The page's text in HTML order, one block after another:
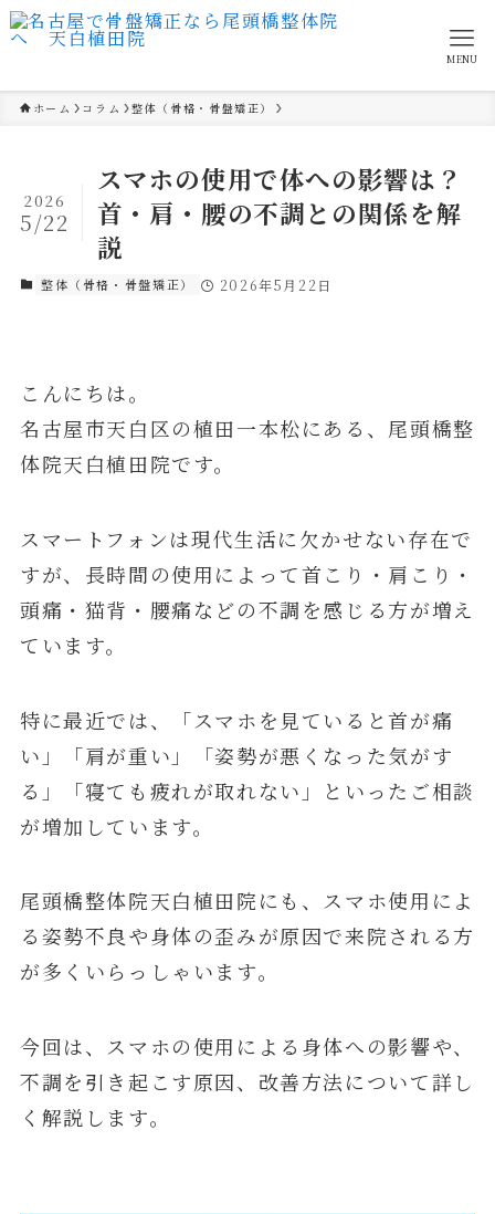
MENU
ホーム コラム 整体（骨格・骨盤矯正）
スマホの使用で体への影響は？
首・肩・腰の不調との関係を解
説
2026
5/22
整体（骨格・骨盤矯正） 2026年5月22日
こんにちは。
名古屋市天白区の植田一本松にある、尾頭橋整
体院天白植田院です。
スマートフォンは現代生活に欠かせない存在で
すが、長時間の使用によって首こり・肩こり・
頭痛・猫背・腰痛などの不調を感じる方が増え
ています。
特に最近では、「スマホを見ていると首が痛
い」「肩が重い」「姿勢が悪くなった気がす
る」「寝ても疲れが取れない」といったご相談
が増加しています。
尾頭橋整体院天白植田院にも、スマホ使用によ
る姿勢不良や身体の歪みが原因で来院される方
が多くいらっしゃいます。
今回は、スマホの使用による身体への影響や、
不調を引き起こす原因、改善方法について詳し
く解説します。